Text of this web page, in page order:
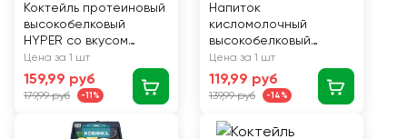
Коктейль протеиновый
высокобелковый
HYPER со вкусом
банана 0,4% бутылка
250г. ЭРМАНН БЗМЖ
Цена за 1 шт
159,99 руб
179,99 руб -11%
Напиток
кисломолочный
высокобелковый
безлактозный
АКТИБИО голубика
1,5% 190г. БЗМЖ Эйч
Энд Эн
Цена за 1 шт
119,99 руб
139,99 руб -14%